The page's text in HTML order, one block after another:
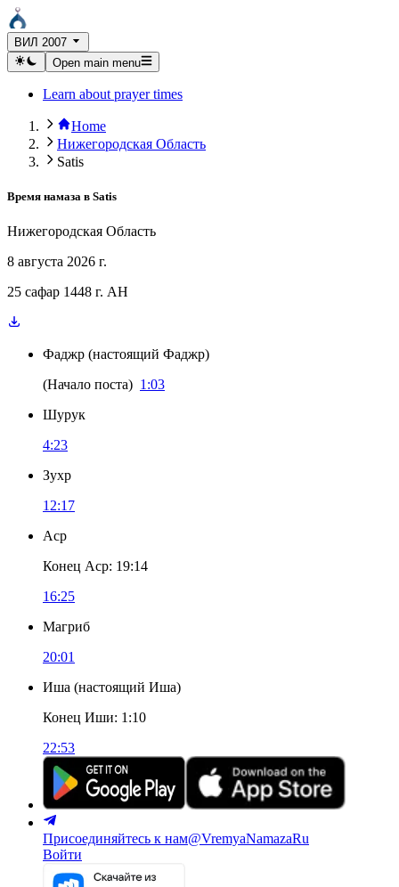
ВИЛ 2007
Open main menu
Learn about prayer times
Home
Нижегородская Область
Satis
Время намаза в Satis
Нижегородская Область
8 августа 2026 г.
25 сафар 1448 г. AH
Фаджр (настоящий Фаджр)
(Начало поста) 1:03
Шурук
4:23
Зухр
12:17
Аср
Конец Аср: 19:14
16:25
Магриб
20:01
Иша (настоящий Иша)
Конец Иши: 1:10
22:53
Присоединяйтесь к нам@VremyaNamazaRu
Войти